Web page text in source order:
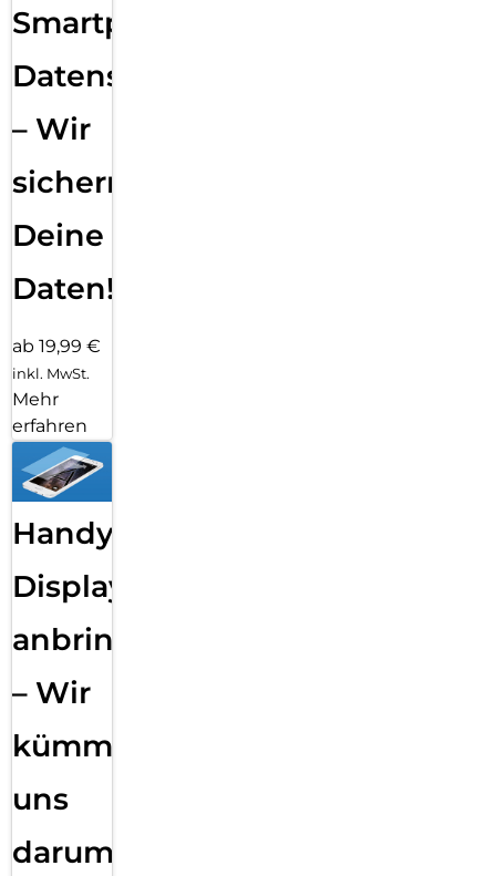
Smartphone
Datensicherung
– Wir
sichern
Deine
Daten!
ab 19,99 €
inkl. MwSt.
Mehr
erfahren
Handy
Displayfolie
anbringen
– Wir
kümmern
uns
darum!